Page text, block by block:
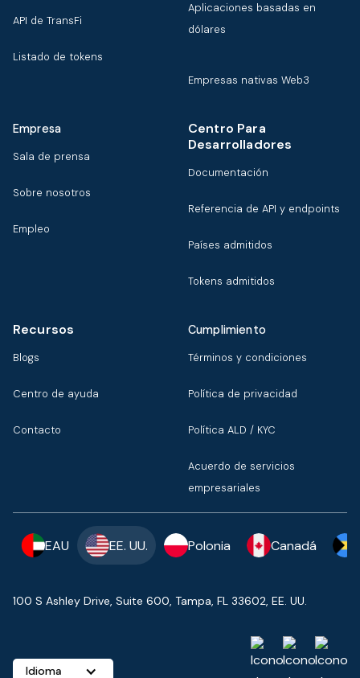
API de TransFi
Listado de tokens
Aplicaciones basadas en
dólares
Empresas nativas Web3
Empresa
Sala de prensa
Sobre nosotros
Empleo
Centro Para
Desarrolladores
Documentación
Referencia de API y endpoints
Países admitidos
Tokens admitidos
Recursos
Blogs
Centro de ayuda
Contacto
Cumplimiento
Términos y condiciones
Política de privacidad
Política ALD / KYC
Acuerdo de servicios
empresariales
EAU EE. UU. Polonia Canadá
100 S Ashley Drive, Suite 600, Tampa, FL 33602, EE. UU.
Idioma